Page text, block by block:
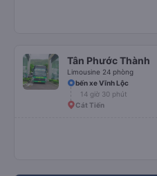
Tân Phước Thành
Limousine 24 phòng
bến xe Vĩnh Lộc
14 giờ 30 phút
Cát Tiến